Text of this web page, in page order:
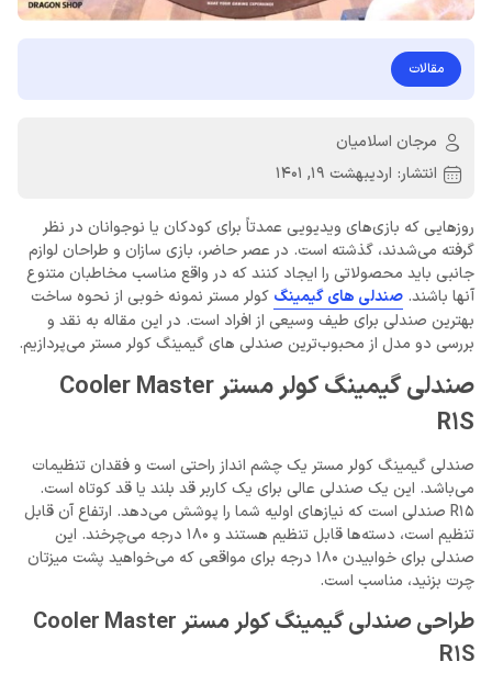
مقالات
مرجان اسلامیان
انتشار: اردیبهشت 19, 1401
روزهایی که بازی‌های ویدیویی عمدتاً برای کودکان یا نوجوانان در نظر
گرفته می‌شدند، گذشته است. در عصر حاضر، بازی سازان و طراحان لوازم
جانبی باید محصولاتی را ایجاد کنند که در واقع مناسب مخاطبان متنوع
آنها باشند. صندلی های گیمینگ کولر مستر نمونه خوبی از نحوه ساخت
بهترین صندلی برای طیف وسیعی از افراد است. در این مقاله به نقد و
بررسی دو مدل از محبوب‌ترین صندلی های گیمینگ کولر مستر می‌پردازیم.
صندلی گیمینگ کولر مستر Cooler Master
R1S
صندلی گیمینگ کولر مستر یک چشم انداز راحتی است و فقدان تنظیمات
می‌باشد. این یک صندلی عالی برای یک کاربر قد بلند یا قد کوتاه است.
R15 صندلی است که نیازهای اولیه شما را پوشش می‌دهد. ارتفاع آن قابل
تنظیم است، دسته‌ها قابل تنظیم هستند و 180 درجه می‌چرخند. این
صندلی برای خوابیدن 180 درجه برای مواقعی که می‌خواهید پشت میزتان
چرت بزنید، مناسب است.
طراحی صندلی گیمینگ کولر مستر Cooler Master
R1S